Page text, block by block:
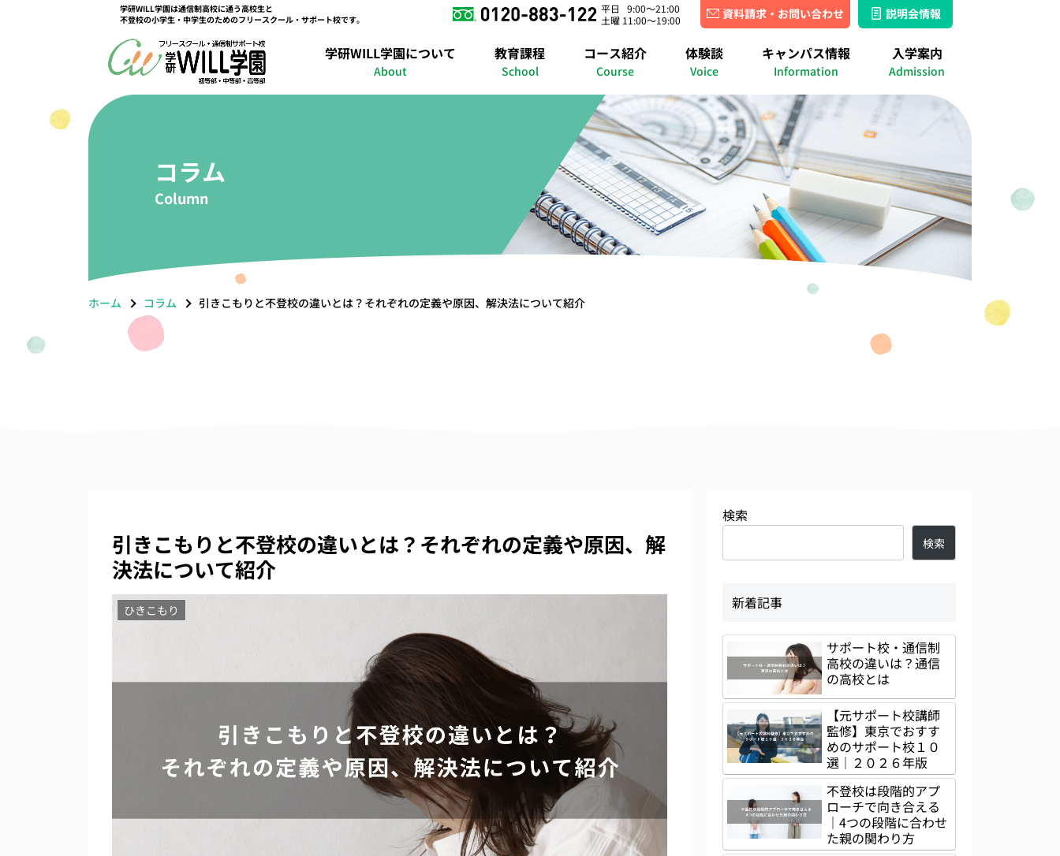
学研WILL学園は通信制高校に通う高校生と
不登校の小学生・中学生のためのフリースクール・サポート校です。
平日 9:00～21:00
土曜 11:00～19:00
資料請求・お問い合わせ 説明会情報
学研WILL学園について
About
学研WILL学園について
学研WILL学園ができるまで 学園関係者の紹介 授業紹介 年間行事イベント 進路実績 合格実績 出席認定実績
教育課程
School
教育課程
初等部課程 中等部課程 高等部課程 進路準備課程 コース紹介
Course
コース紹介
総合コース 選択コース 特選コース 在宅コース 個別コース 自己啓発コース メタバースコース
体験談
Voice
キャンパス情報
Information
キャンパス情報
高田馬場キャンパス 立川キャンパス 錦糸町キャンパス さいたまキャンパス 横浜キャンパス 湘南キャンパス 名古屋キャンパス
京都キャンパス 大阪梅田キャンパス 明石キャンパス 福岡博多キャンパス メタバースキャンパス 入学案内
Admission
コラム
Column
ホーム コラム 引きこもりと不登校の違いとは？それぞれの定義や原因、解決法について紹介
引きこもりと不登校の違いとは？それぞれの定義や原因、解
決法について紹介
ひきこもり
検索
検索
新着記事
サポート校・通信制
高校の違いは？通信
の高校とは
【元サポート校講師
監修】東京でおすす
めのサポート校１０
選｜２０２６年版
不登校は段階的アプ
ローチで向き合える
｜4つの段階に合わせ
た親の関わり方